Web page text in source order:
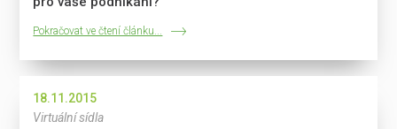
Pokračovat ve čtení článku...
18.11.2015
Virtuální sídla